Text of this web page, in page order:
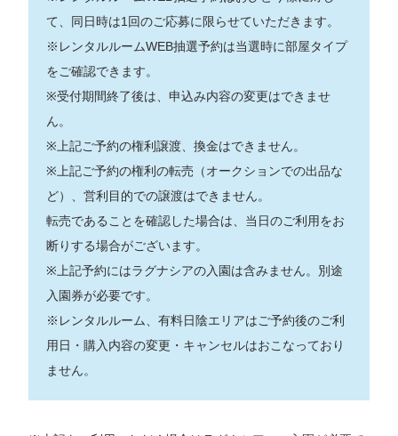
て、同日時は1回のご応募に限らせていただきます。
※レンタルルームWEB抽選予約は当選時に部屋タイプ
をご確認できます。
※受付期間終了後は、申込み内容の変更はできませ
ん。
※上記ご予約の権利譲渡、換金はできません。
※上記ご予約の権利の転売（オークションでの出品な
ど）、営利目的での譲渡はできません。
転売であることを確認した場合は、当日のご利用をお
断りする場合がございます。
※上記予約にはラグナシアの入園は含みません。別途
入園券が必要です。
※レンタルルーム、有料日陰エリアはご予約後のご利
用日・購入内容の変更・キャンセルはおこなっており
ません。